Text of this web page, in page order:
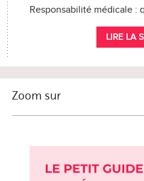
Responsabilité médicale :
LIRE LA
Zoom sur